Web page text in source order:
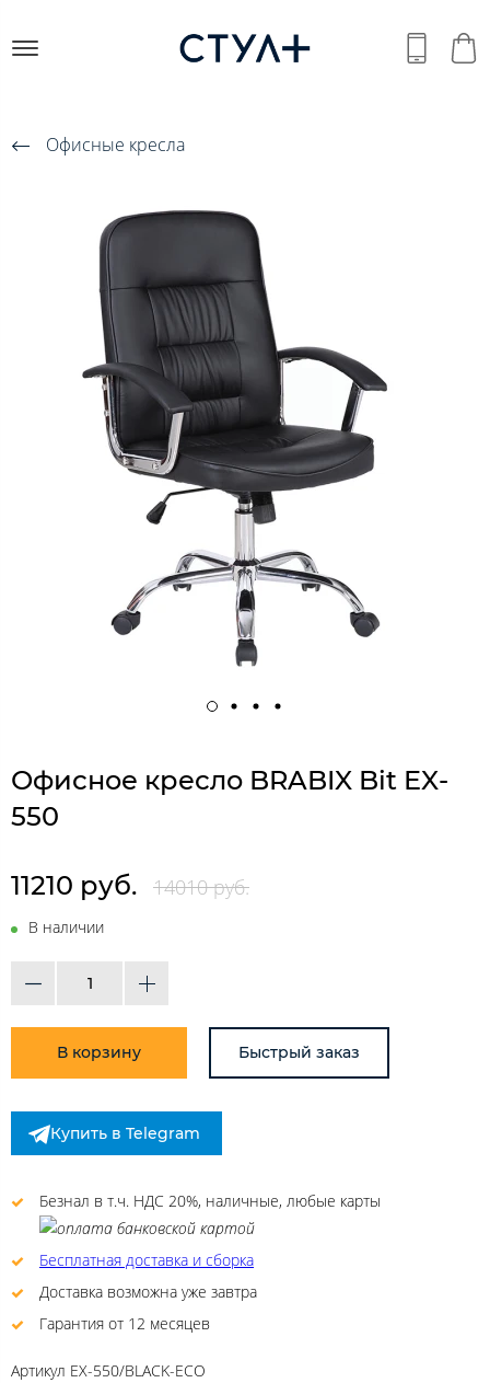
Офисные кресла
Офисное кресло BRABIX Bit EX-
550
11210 руб. 14010 руб.
В наличии
В корзину Быстрый заказ
Купить в Telegram
Безнал в т.ч. НДС 20%, наличные, любые карты
Бесплатная доставка и сборка
Доставка возможна уже завтра
Гарантия от 12 месяцев
Артикул EX-550/BLACK-ECO